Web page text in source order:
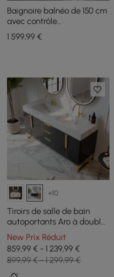
Baignoire balnéo de 150 cm
avec contrôle
thermostatique, jets de
massage et éclairage LED
1 599,99 €
+10
Tiroirs de salle de bain
autoportants Aro à double
vasque, 1500 mm, noir,
dessus en faux marbre
New Prix Réduit
859,99 € - 1 239,99 €
899,99 € - 1 299,99 €